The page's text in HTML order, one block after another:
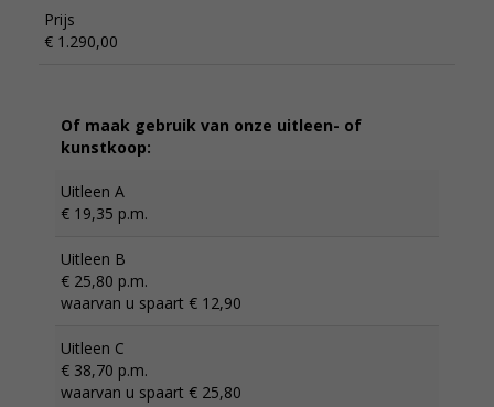
Prijs
€ 1.290,00
Of maak gebruik van onze uitleen- of
kunstkoop:
Uitleen A
€ 19,35 p.m.
Uitleen B
€ 25,80 p.m.
waarvan u spaart € 12,90
Uitleen C
€ 38,70 p.m.
waarvan u spaart € 25,80